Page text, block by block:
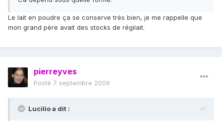
Le lait en poudre ça se conserve très bien, je me rappelle que
mon grand père avait des stocks de régilait.
pierreyves
Posté 7 septembre 2009
Lucilio a dit :